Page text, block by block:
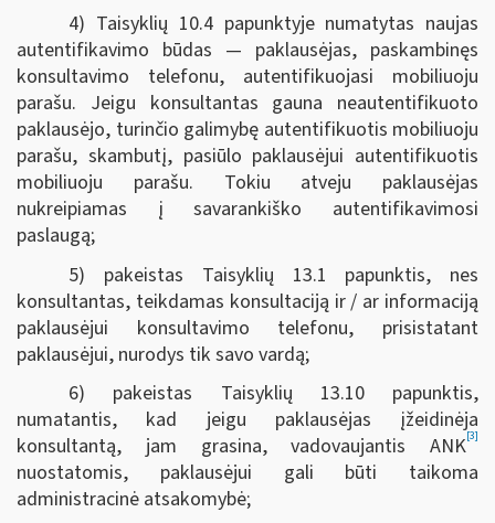
4) Taisyklių 10.4 papunktyje numatytas naujas
autentifikavimo būdas — paklausėjas, paskambinęs
konsultavimo telefonu, autentifikuojasi mobiliuoju
parašu. Jeigu konsultantas gauna neautentifikuoto
paklausėjo, turinčio galimybę autentifikuotis mobiliuoju
parašu, skambutį, pasiūlo paklausėjui autentifikuotis
mobiliuoju parašu. Tokiu atveju paklausėjas
nukreipiamas į savarankiško autentifikavimosi
paslaugą;
5) pakeistas Taisyklių 13.1 papunktis, nes
konsultantas, teikdamas konsultaciją ir / ar informaciją
paklausėjui konsultavimo telefonu, prisistatant
paklausėjui, nurodys tik savo vardą;
6) pakeistas Taisyklių 13.10 papunktis,
numatantis, kad jeigu paklausėjas įžeidinėja
konsultantą, jam grasina, vadovaujantis ANK[3]
nuostatomis, paklausėjui gali būti taikoma
administracinė atsakomybė;